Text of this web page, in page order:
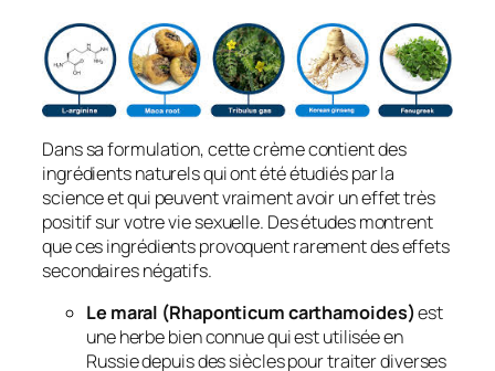
Dans sa formulation, cette crème contient des
ingrédients naturels qui ont été étudiés par la
science et qui peuvent vraiment avoir un effet très
positif sur votre vie sexuelle. Des études montrent
que ces ingrédients provoquent rarement des effets
secondaires négatifs.
Le maral (Rhaponticum carthamoides)est
une herbe bien connue qui est utilisée en
Russie depuis des siècles pour traiter diverses